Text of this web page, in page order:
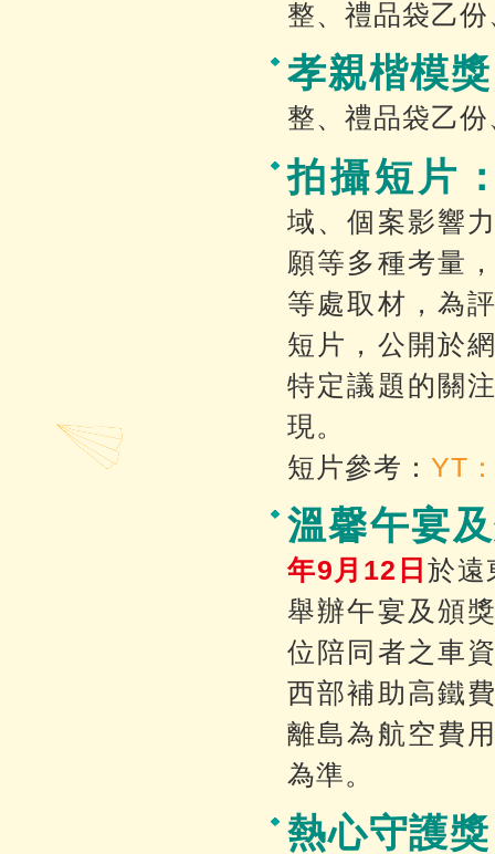
整、禮品袋乙
孝親楷模
整、禮品袋乙
拍攝短片
域、個案影響
願等多種考量
等處取材，為
短片，公開於
特定議題的關
現。
短片參考： YT
溫馨午宴
年9月12日 於遠
舉辦午宴及頒
位陪同者之車
西部補助高鐵
離島為航空費
為準。
熱心守護